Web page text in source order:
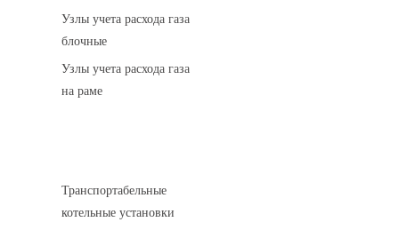
Узлы учета расхода газа
блочные
Узлы учета расхода газа
на раме
Транспортабельные
котельные установки